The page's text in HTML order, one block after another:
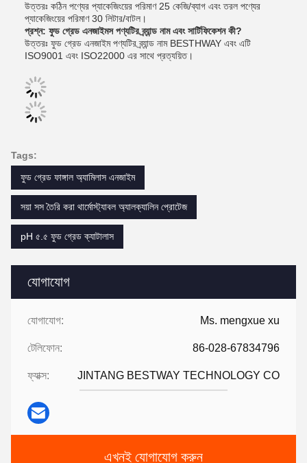
যোগাযোগ
যোগাযোগ: Ms. mengxue xu
টেলিফোন: 86-028-67834796
ফ্যাক্স: JINTANG BESTWAY TECHNOLOGY CO
এখনই যোগাযোগ করুন
উত্তরঃ কঠিন পণ্যের প্যাকেজিংয়ের পরিমাণ 25 কেজি/ব্যাগ এবং তরল পণ্যের
প্যাকেজিংয়ের পরিমাণ 30 লিটার/বাটল।
প্রশ্ন: ফুড গ্রেড এনজাইমস পণ্যটির ব্র্যান্ড নাম এবং সার্টিফিকেশন কী?
উত্তরঃ ফুড গ্রেড এনজাইম পণ্যটির ব্র্যান্ড নাম BESTHWAY এবং এটি
ISO9001 এবং ISO22000 এর সাথে প্রত্যয়িত।
Tags:
ফুড গ্রেড ফাঙ্গাল অ্যামিলাস এনজাইম
সয়া সস তৈরি করা থার্মোস্ট্যাবল অ্যালক্যালিন প্রোটেজ
pH ৫.৫ ফুড গ্রেড ক্যাটালাস